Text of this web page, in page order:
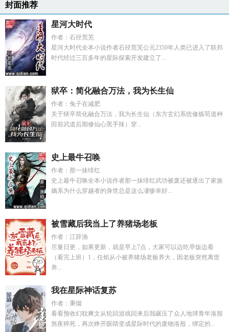
封面推荐
星河大时代
作者：石径荒芜
星河大时代全本小说作者石径荒芜公元2350年人类已进入了联邦
时代经过三百多年的星际探索开发建立了...
狱卒：简化融合万法，我为长生仙
作者：兔子在减肥
关于狱卒简化融合万法，我为长生仙（东方玄幻系统修炼苟道种
田前武道后期修仙心黑手辣）穿...
史上最牛召唤
作者：那一抹绯红
史上最牛召唤全本小说作者那一抹绯红武功被废还被逐出了家族
嫡系为什么穿越者的身世总是这么凄惨幸好...
被雪藏后我当上了养猪场老板
作者：江辞渔
尽量日更，如果更新，就是早上7点，大家可以边吃早饭边看
（看完上班）1，任焰从小被养猪场老板养大，因老板突然离世
养...
我在星际神话复苏
作者：秉烟
看看预收幻耽爽文从轮回游戏回来后我碾压了众人地球青年洛殷
熬夜猝死，再次睁开眼睛变成星际时代的废物洛殷，绑定的...